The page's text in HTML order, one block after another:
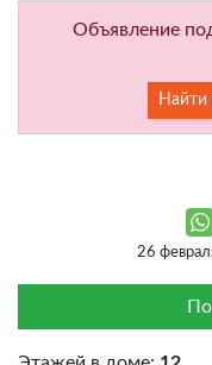
Объявление
Найти
26